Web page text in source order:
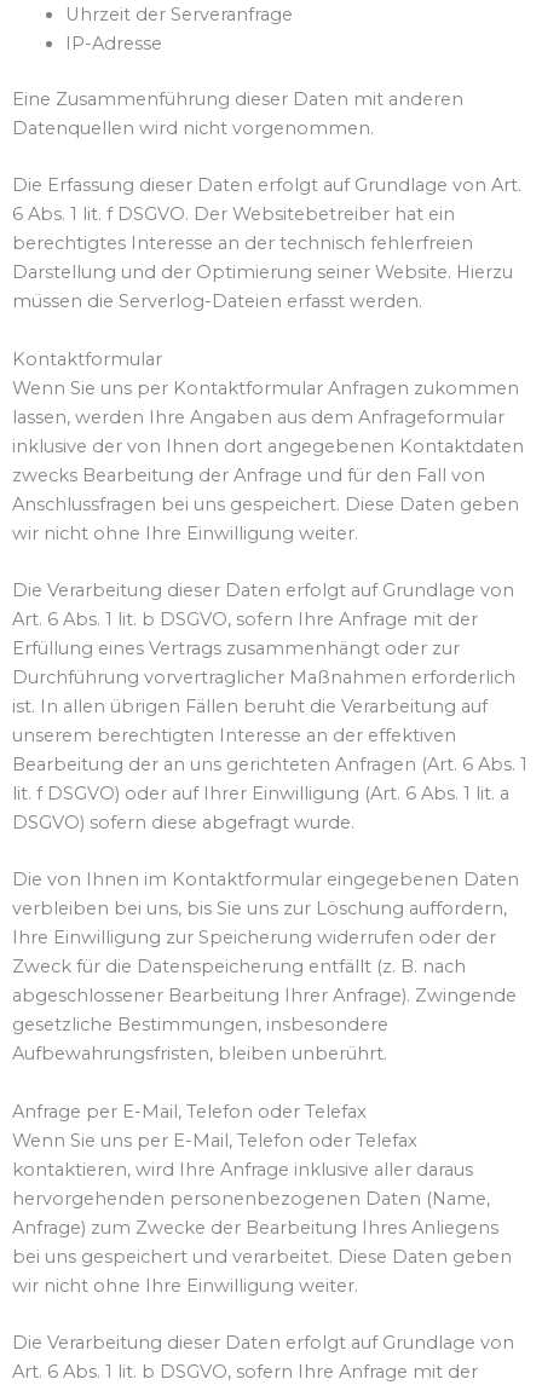
Uhrzeit der Serveranfrage
IP-Adresse
Eine Zusammenführung dieser Daten mit anderen
Datenquellen wird nicht vorgenommen.
Die Erfassung dieser Daten erfolgt auf Grundlage von Art.
6 Abs. 1 lit. f DSGVO. Der Websitebetreiber hat ein
berechtigtes Interesse an der technisch fehlerfreien
Darstellung und der Optimierung seiner Website. Hierzu
müssen die Serverlog-Dateien erfasst werden.
Kontaktformular
Wenn Sie uns per Kontaktformular Anfragen zukommen
lassen, werden Ihre Angaben aus dem Anfrageformular
inklusive der von Ihnen dort angegebenen Kontaktdaten
zwecks Bearbeitung der Anfrage und für den Fall von
Anschlussfragen bei uns gespeichert. Diese Daten geben
wir nicht ohne Ihre Einwilligung weiter.
Die Verarbeitung dieser Daten erfolgt auf Grundlage von
Art. 6 Abs. 1 lit. b DSGVO, sofern Ihre Anfrage mit der
Erfüllung eines Vertrags zusammenhängt oder zur
Durchführung vorvertraglicher Maßnahmen erforderlich
ist. In allen übrigen Fällen beruht die Verarbeitung auf
unserem berechtigten Interesse an der effektiven
Bearbeitung der an uns gerichteten Anfragen (Art. 6 Abs. 1
lit. f DSGVO) oder auf Ihrer Einwilligung (Art. 6 Abs. 1 lit. a
DSGVO) sofern diese abgefragt wurde.
Die von Ihnen im Kontaktformular eingegebenen Daten
verbleiben bei uns, bis Sie uns zur Löschung auffordern,
Ihre Einwilligung zur Speicherung widerrufen oder der
Zweck für die Datenspeicherung entfällt (z. B. nach
abgeschlossener Bearbeitung Ihrer Anfrage). Zwingende
gesetzliche Bestimmungen, insbesondere
Aufbewahrungsfristen, bleiben unberührt.
Anfrage per E-Mail, Telefon oder Telefax
Wenn Sie uns per E-Mail, Telefon oder Telefax
kontaktieren, wird Ihre Anfrage inklusive aller daraus
hervorgehenden personenbezogenen Daten (Name,
Anfrage) zum Zwecke der Bearbeitung Ihres Anliegens
bei uns gespeichert und verarbeitet. Diese Daten geben
wir nicht ohne Ihre Einwilligung weiter.
Die Verarbeitung dieser Daten erfolgt auf Grundlage von
Art. 6 Abs. 1 lit. b DSGVO, sofern Ihre Anfrage mit der